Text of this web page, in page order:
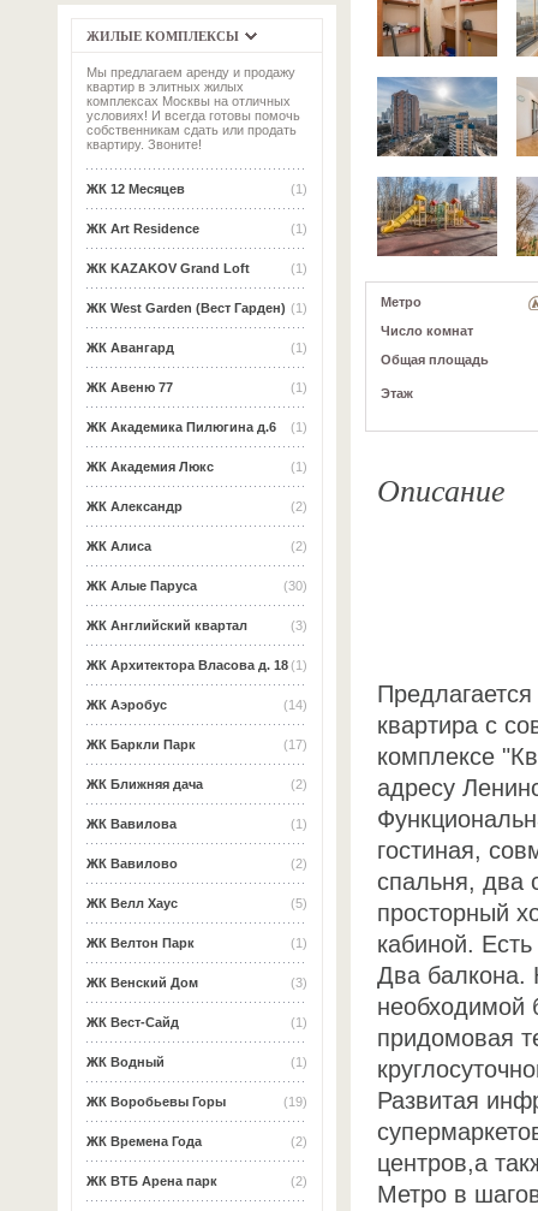
ЖИЛЫЕ КОМПЛЕКСЫ
Мы предлагаем аренду и продажу
квартир в элитных жилых
комплексах Москвы на отличных
условиях! И всегда готовы помочь
собственникам сдать или продать
квартиру. Звоните!
(1)
ЖК 12 Месяцев
(1)
ЖК Art Residence
(1)
ЖК KAZAKOV Grand Loft
(1)
ЖК West Garden (Вест Гарден)
(1)
ЖК Авангард
(1)
ЖК Авеню 77
(1)
ЖК Академика Пилюгина д.6
(1)
ЖК Академия Люкс
(2)
ЖК Александр
(2)
ЖК Алиса
(30)
ЖК Алые Паруса
(3)
ЖК Английский квартал
(1)
ЖК Архитектора Власова д. 18
(14)
ЖК Аэробус
(17)
ЖК Баркли Парк
(2)
ЖК Ближняя дача
(1)
ЖК Вавилова
(2)
ЖК Вавилово
(5)
ЖК Велл Хаус
(1)
ЖК Велтон Парк
(3)
ЖК Венский Дом
(1)
ЖК Вест-Сайд
(1)
ЖК Водный
(19)
ЖК Воробьевы Горы
(2)
ЖК Времена Года
(2)
ЖК ВТБ Арена парк
Метро
Число комнат
Общая площадь
Этаж
Описание
квартира с
комплексе
адресу
гостиная,
спальня, два
просторный
кабиной.
Два балкона.
необходимой
придомовая
Развитая
центров,а
Метро в